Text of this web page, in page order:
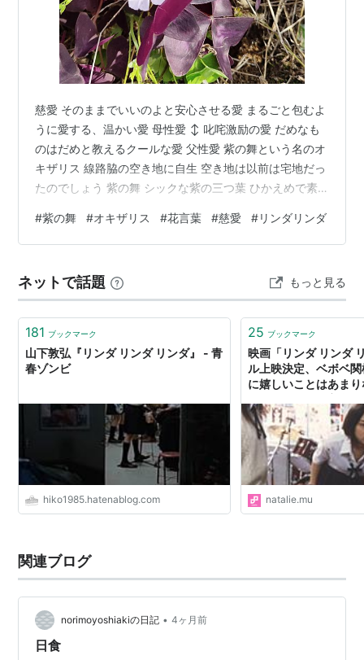
慈愛 そのままでいいのよと安心させる愛 まるごと包むよ
うに愛する、温かい愛 母性愛 ↕ 叱咤激励の愛 だめなも
のはだめと教えるクールな愛 父性愛 紫の舞という名のオ
キザリス 線路脇の空き地に自生 空き地は以前は宅地だっ
たのでしょう 紫の舞 シックな紫の三つ葉 ひかえめで素
葉 ブルーハーツの 「リンダリンダ」を思わせます 写真
には写らない心の美 実際に接しないと感じない心の温か
しさ 私からは手を離さないから安心して 大丈夫だよとい
う愛
#紫の舞 #オキザリス #花言葉 #慈愛 #リンダリンダ
ネットで話題 もっと見る
181 ブックマーク
山下敦弘『リンダ リンダ リンダ』 - 青
春ゾンビ
hiko1985.hatenablog.com
25 ブックマーク
映画「リンダ リンダ
ル上映決定、ベボベ
に嬉しいことはあま
natalie.mu
関連ブログ
norimoyoshiakiの日記 • 4ヶ月前
日食